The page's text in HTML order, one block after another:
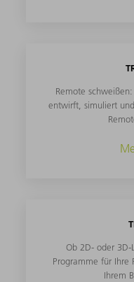
Remote
entwirft, simuliert
Ob 2D- oder 3D-
Programme für Ihre
Ihrem